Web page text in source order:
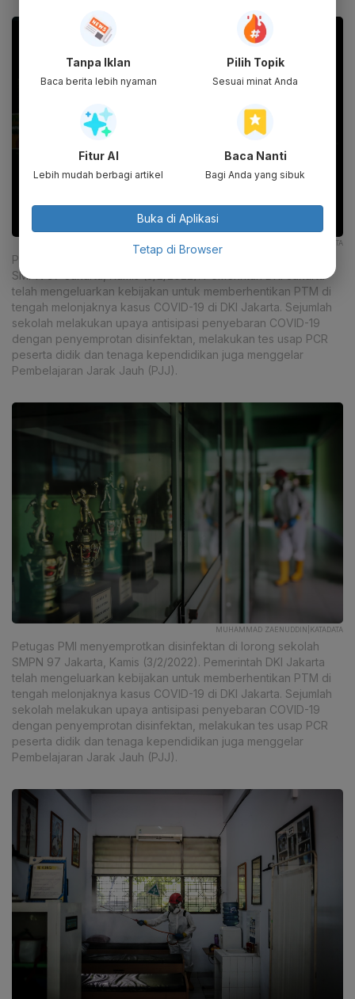
MUHAMMAD ZAENUDDIN|KATADATA
Petugas PMI menyemprotkan disinfektan di lorong sekolah
SMPN 97 Jakarta, Kamis (3/2/2022). Pemerintah DKI Jakarta
telah mengeluarkan kebijakan untuk memberhentikan PTM di
tengah melonjaknya kasus COVID-19 di DKI Jakarta. Sejumlah
sekolah melakukan upaya antisipasi penyebaran COVID-19
dengan penyemprotan disinfektan, melakukan tes usap PCR
peserta didik dan tenaga kependidikan juga menggelar
Pembelajaran Jarak Jauh (PJJ).
MUHAMMAD ZAENUDDIN|KATADATA
Petugas PMI menyemprotkan disinfektan di lorong sekolah
SMPN 97 Jakarta, Kamis (3/2/2022). Pemerintah DKI Jakarta
telah mengeluarkan kebijakan untuk memberhentikan PTM di
tengah melonjaknya kasus COVID-19 di DKI Jakarta. Sejumlah
sekolah melakukan upaya antisipasi penyebaran COVID-19
dengan penyemprotan disinfektan, melakukan tes usap PCR
peserta didik dan tenaga kependidikan juga menggelar
Pembelajaran Jarak Jauh (PJJ).
Tanpa Iklan
Baca berita lebih nyaman
Pilih Topik
Sesuai minat Anda
Fitur AI
Lebih mudah berbagi artikel
Baca Nanti
Bagi Anda yang sibuk
Buka di Aplikasi
Tetap di Browser